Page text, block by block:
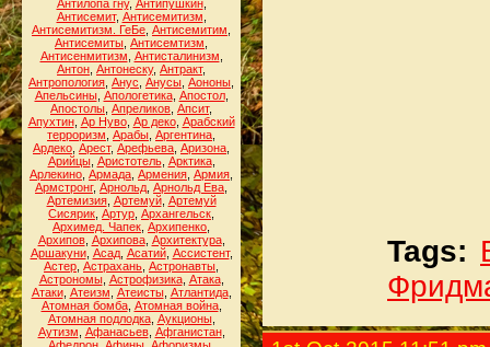
Антилопа гну, Антипушкин,
Антисемит, Антисемитизм
Антисемитизм. ГеБе Антисемитим
Антисемиты Антисемтизм
Антисенмитизм Антисталинизм
Антон Антонеску, Антракт,
Антропология Анус Анусы Аононы
Апельсины, Апологетика, Апостол,
Апостолы Апреликов Апсит,
Апухтин, Ар Нуво, Ар деко, Арабский
терроризм Арабы Аргентина
Ардеко Арест, Арефьева Аризона
Арийцы, Аристотель, Арктика,
Арлекино Армада Армения Армия
Армстронг, Арнольд Арнольд Ева
Артемизия, Артемуй, Артемуй
Сисярик Артур Архангельск
Архимед. Чапек Архипенко
Архипов, Архипова, Архитектура,
Аршакуни, Асад, Асатий, Ассистент,
Астер Астрахань Астронавты
Астрономы, Астрофизика, Атака,
Атаки, Атеизм Атеисты, Атлантида,
Атомная бомба, Атомная война,
Атомная подлодка, Аукционы,
Аутизм Афанасьев, Афганистан,
Tags: